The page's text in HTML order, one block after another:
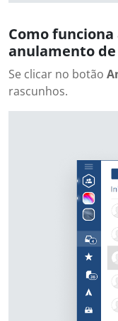
Como
anulamento
Se clicar no botão
rascunhos.